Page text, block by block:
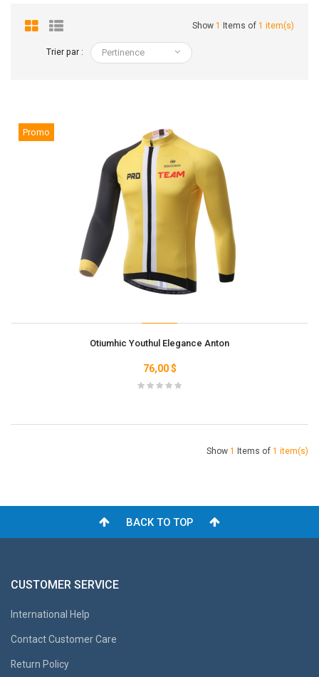
Show 1 Items of 1 item(s)
Trier par : Pertinence
Promo
Otiumhic Youthul Elegance Anton
76,00 $
Show 1 Items of 1 item(s)
BACK TO TOP
CUSTOMER SERVICE
International Help
Contact Customer Care
Return Policy